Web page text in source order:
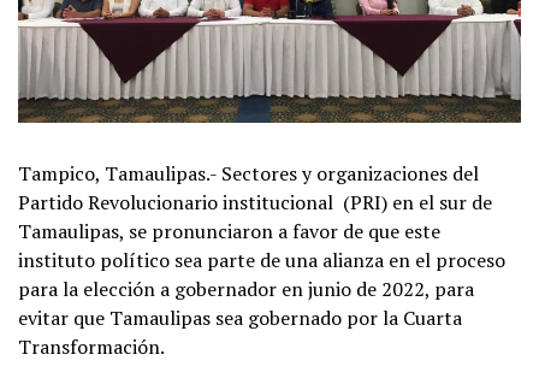
Tampico, Tamaulipas.- Sectores y organizaciones del
Partido Revolucionario institucional (PRI) en el sur de
Tamaulipas, se pronunciaron a favor de que este
instituto político sea parte de una alianza en el proceso
para la elección a gobernador en junio de 2022, para
evitar que Tamaulipas sea gobernado por la Cuarta
Transformación.